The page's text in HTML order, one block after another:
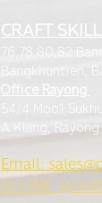
CRAFT
76,78,80,82
Bangkhuntien,
Office Rayong
54/4 Moo1
A.Klang, Rayong
Email:
ID LINE: